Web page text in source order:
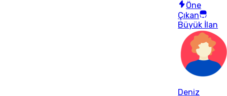
Öne
Çıkan
Büyük İlan
Deniz